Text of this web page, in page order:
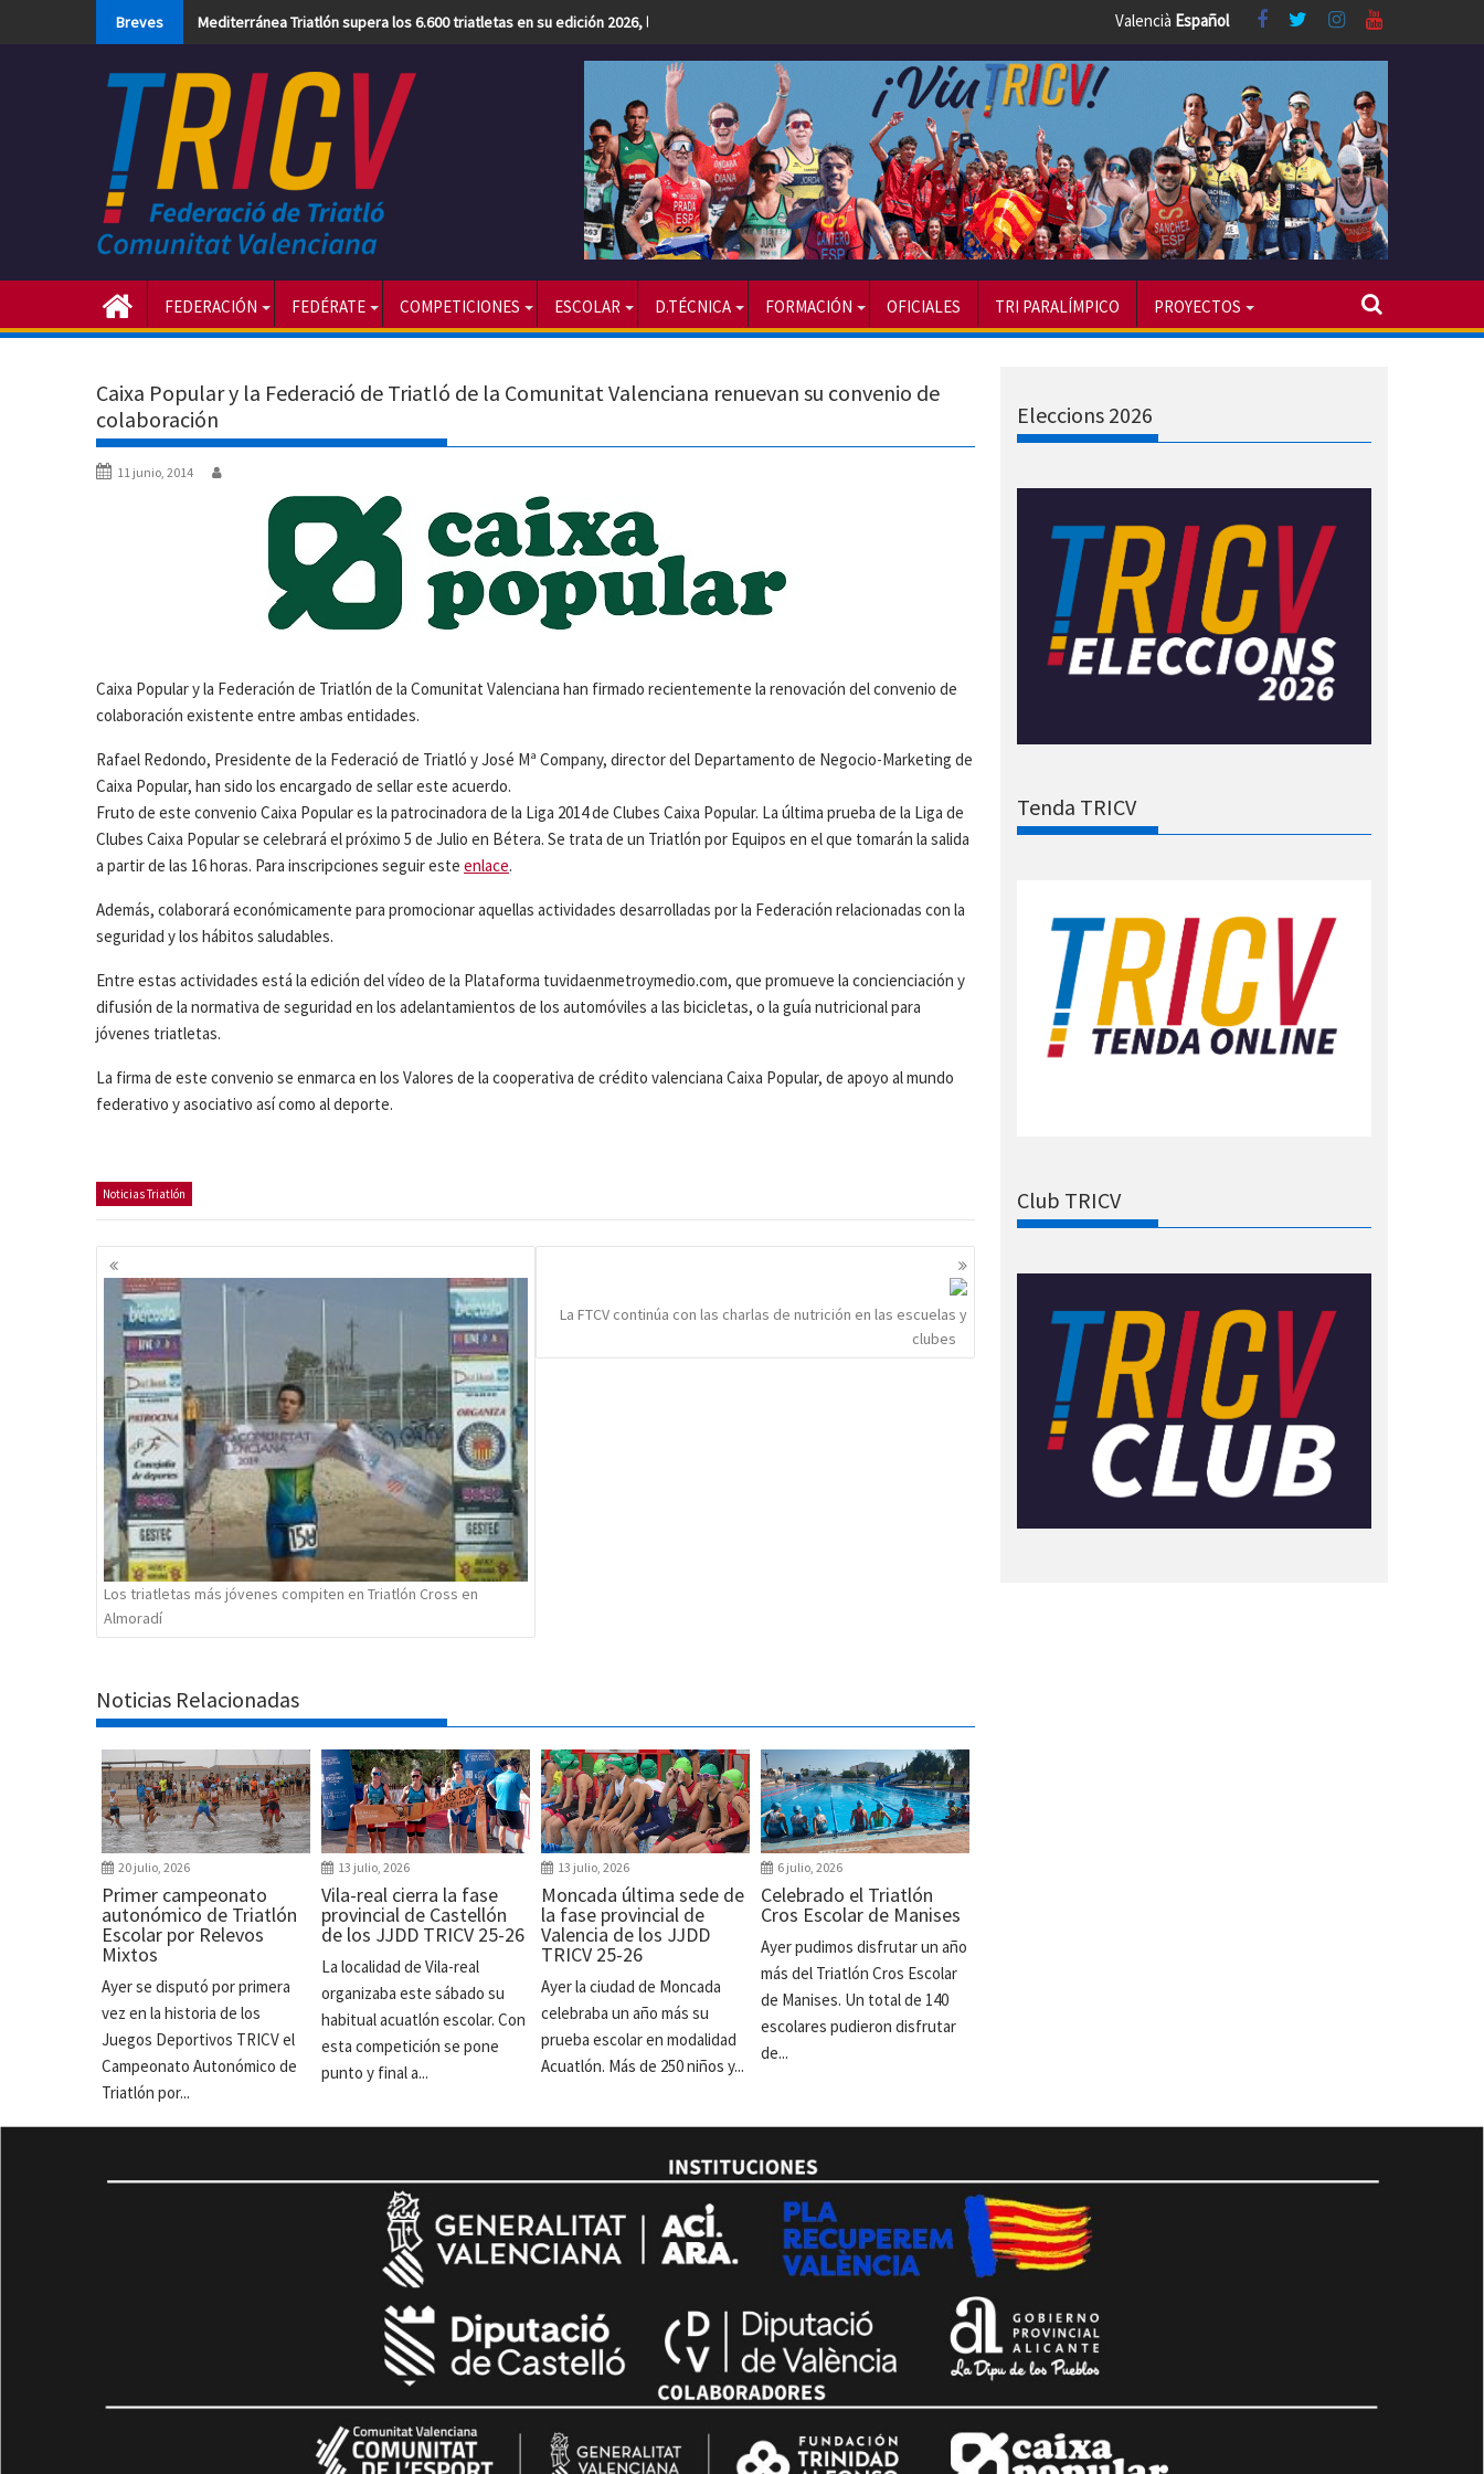
Breves Mediterránea Triatlón supera los 6.600 triatletas en su edición 2026, la más numerosa hasta la fecha Valencià Español
FEDERACIÓN FEDÉRATE COMPETICIONES ESCOLAR D.TÉCNICA FORMACIÓN OFICIALES TRI PARALÍMPICO PROYECTOS
Caixa Popular y la Federació de Triatló de la Comunitat Valenciana renuevan su convenio de
colaboración
11 junio, 2014
Caixa Popular y la Federación de Triatlón de la Comunitat Valenciana han firmado recientemente la renovación del convenio de
colaboración existente entre ambas entidades.
Rafael Redondo, Presidente de la Federació de Triatló y José Mª Company, director del Departamento de Negocio-Marketing de
Caixa Popular, han sido los encargado de sellar este acuerdo.
Fruto de este convenio Caixa Popular es la patrocinadora de la Liga 2014 de Clubes Caixa Popular. La última prueba de la Liga de
Clubes Caixa Popular se celebrará el próximo 5 de Julio en Bétera. Se trata de un Triatlón por Equipos en el que tomarán la salida
a partir de las 16 horas. Para inscripciones seguir este enlace.
Además, colaborará económicamente para promocionar aquellas actividades desarrolladas por la Federación relacionadas con la
seguridad y los hábitos saludables.
Entre estas actividades está la edición del vídeo de la Plataforma tuvidaenmetroymedio.com, que promueve la concienciación y
difusión de la normativa de seguridad en los adelantamientos de los automóviles a las bicicletas, o la guía nutricional para
jóvenes triatletas.
La firma de este convenio se enmarca en los Valores de la cooperativa de crédito valenciana Caixa Popular, de apoyo al mundo
federativo y asociativo así como al deporte.
Noticias Triatlón
Navegación
de
entradas
Los triatletas más jóvenes compiten en Triatlón Cross en
Almoradí
La FTCV continúa con las charlas de nutrición en las escuelas y
clubes
Noticias Relacionadas
20 julio, 2026
Primer campeonato
autonómico de Triatlón
Escolar por Relevos
Mixtos
Ayer se disputó por primera
vez en la historia de los
Juegos Deportivos TRICV el
Campeonato Autonómico de
Triatlón por...
13 julio, 2026
Vila-real cierra la fase
provincial de Castellón
de los JJDD TRICV 25-26
La localidad de Vila-real
organizaba este sábado su
habitual acuatlón escolar. Con
esta competición se pone
punto y final a...
13 julio, 2026
Moncada última sede de
la fase provincial de
Valencia de los JJDD
TRICV 25-26
Ayer la ciudad de Moncada
celebraba un año más su
prueba escolar en modalidad
Acuatlón. Más de 250 niños y...
6 julio, 2026
Celebrado el Triatlón
Cros Escolar de Manises
Ayer pudimos disfrutar un año
más del Triatlón Cros Escolar
de Manises. Un total de 140
escolares pudieron disfrutar
de...
Eleccions 2026
Tenda TRICV
Club TRICV